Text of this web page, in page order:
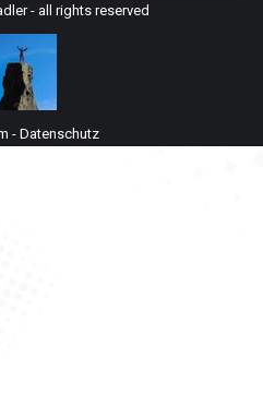
- all rights reserved
- Datenschutz